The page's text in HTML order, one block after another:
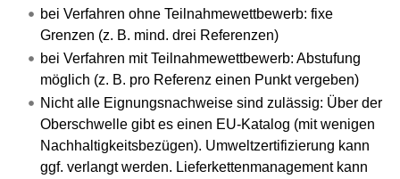
bei Verfahren ohne Teilnahmewettbewerb: fixe
Grenzen (z. B. mind. drei Referenzen)
bei Verfahren mit Teilnahmewettbewerb: Abstufung
möglich (z. B. pro Referenz einen Punkt vergeben)
Nicht alle Eignungsnachweise sind zulässig: Über der
Oberschwelle gibt es einen EU-Katalog (mit wenigen
Nachhaltigkeitsbezügen). Umweltzertifizierung kann
ggf. verlangt werden. Lieferkettenmanagement kann